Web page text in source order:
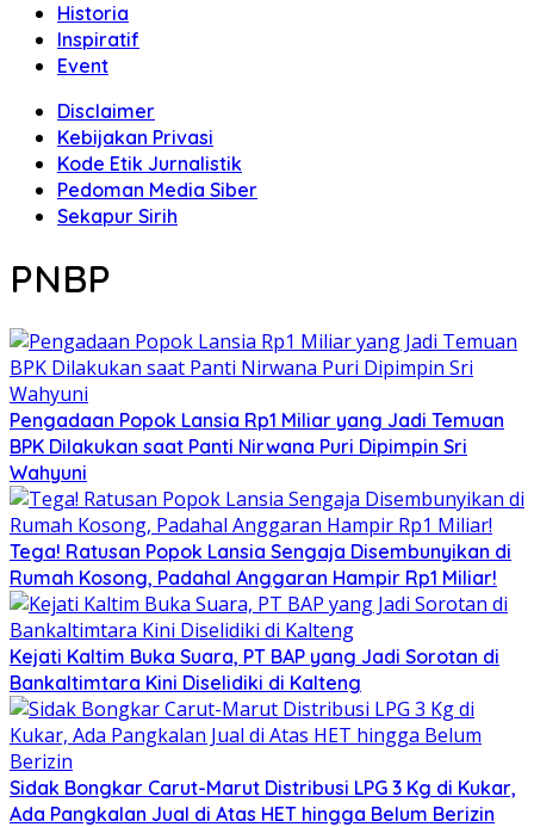
Historia
Inspiratif
Event
Disclaimer
Kebijakan Privasi
Kode Etik Jurnalistik
Pedoman Media Siber
Sekapur Sirih
PNBP
Pengadaan Popok Lansia Rp1 Miliar yang Jadi Temuan
BPK Dilakukan saat Panti Nirwana Puri Dipimpin Sri
Wahyuni
Tega! Ratusan Popok Lansia Sengaja Disembunyikan di
Rumah Kosong, Padahal Anggaran Hampir Rp1 Miliar!
Kejati Kaltim Buka Suara, PT BAP yang Jadi Sorotan di
Bankaltimtara Kini Diselidiki di Kalteng
Sidak Bongkar Carut-Marut Distribusi LPG 3 Kg di Kukar,
Ada Pangkalan Jual di Atas HET hingga Belum Berizin